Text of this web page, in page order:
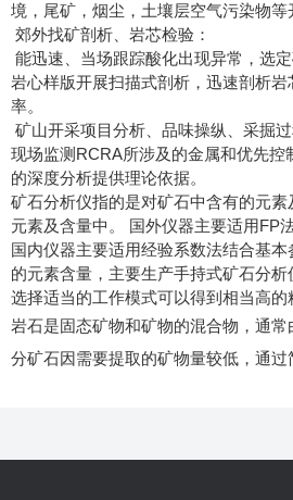
境，尾矿，烟尘，土壤层空气污染物
郊外找矿剖析、岩芯检验：
能迅速、当场跟踪酸化出现异常，选
岩心样版开展扫描式剖析，迅速剖析
率。
矿山开采项目分析、品味操纵、采掘过
现场监测RCRA所涉及的金属和优先
的深度分析提供理论依据。
矿石分析仪指的是对矿石中含有的元
元素及含量中。 国外仪器主要适用FP
国内仪器主要适用经验系数法结合基
的元素含量，主要生产手持式矿石分
选择适当的工作模式可以得到相当高的
岩石是固态矿物和矿物的混合物，通
分矿石因需要提取的矿物量较低，通